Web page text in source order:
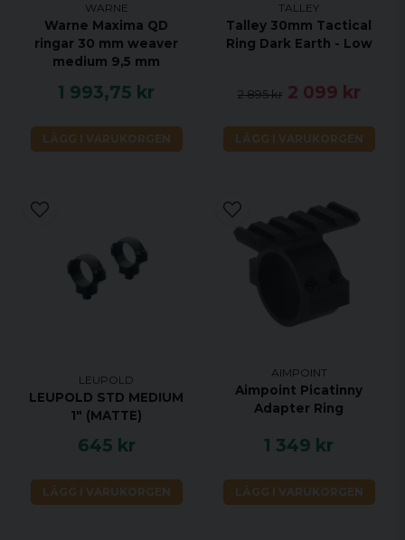
WARNE
Warne Maxima QD
ringar 30 mm weaver
medium 9,5 mm
1 993,75 kr
LÄGG I VARUKORGEN
TALLEY
Talley 30mm Tactical
Ring Dark Earth - Low
2 895 kr 2 099 kr
LÄGG I VARUKORGEN
LEUPOLD
LEUPOLD STD MEDIUM
1" (MATTE)
645 kr
LÄGG I VARUKORGEN
AIMPOINT
Aimpoint Picatinny
Adapter Ring
1 349 kr
LÄGG I VARUKORGEN